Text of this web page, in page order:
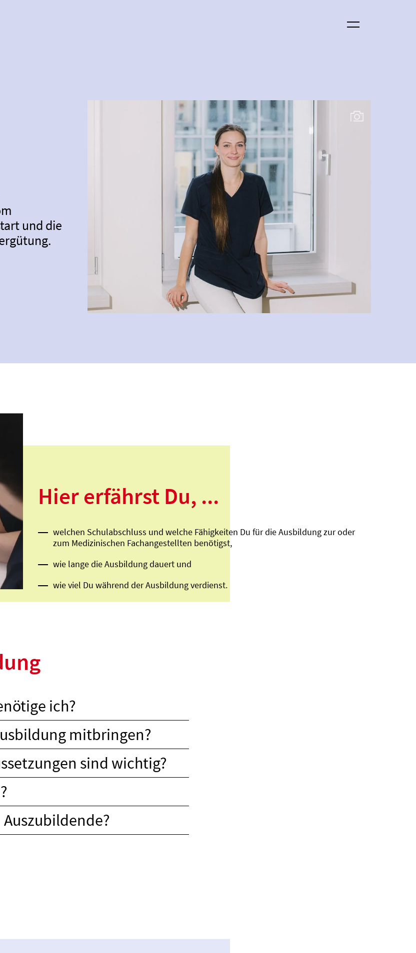
und die
Hier erfährst Du, ...
welchen Schulabschluss und welche Fähigkeiten Du für die Ausbildung zur oder
zum Medizinischen Fachangestellten benötigst,
wie lange die Ausbildung dauert und
wie viel Du während der Ausbildung verdienst.
ich?
mitbringen?
sind wichtig?